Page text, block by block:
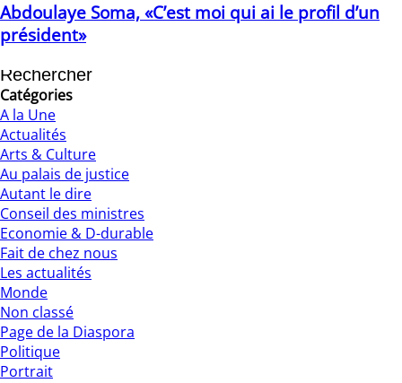
Abdoulaye Soma, «C’est moi qui ai le profil d’un
président»
Catégories
A la Une
Actualités
Arts & Culture
Au palais de justice
Autant le dire
Conseil des ministres
Economie & D-durable
Fait de chez nous
Les actualités
Monde
Non classé
Page de la Diaspora
Politique
Portrait